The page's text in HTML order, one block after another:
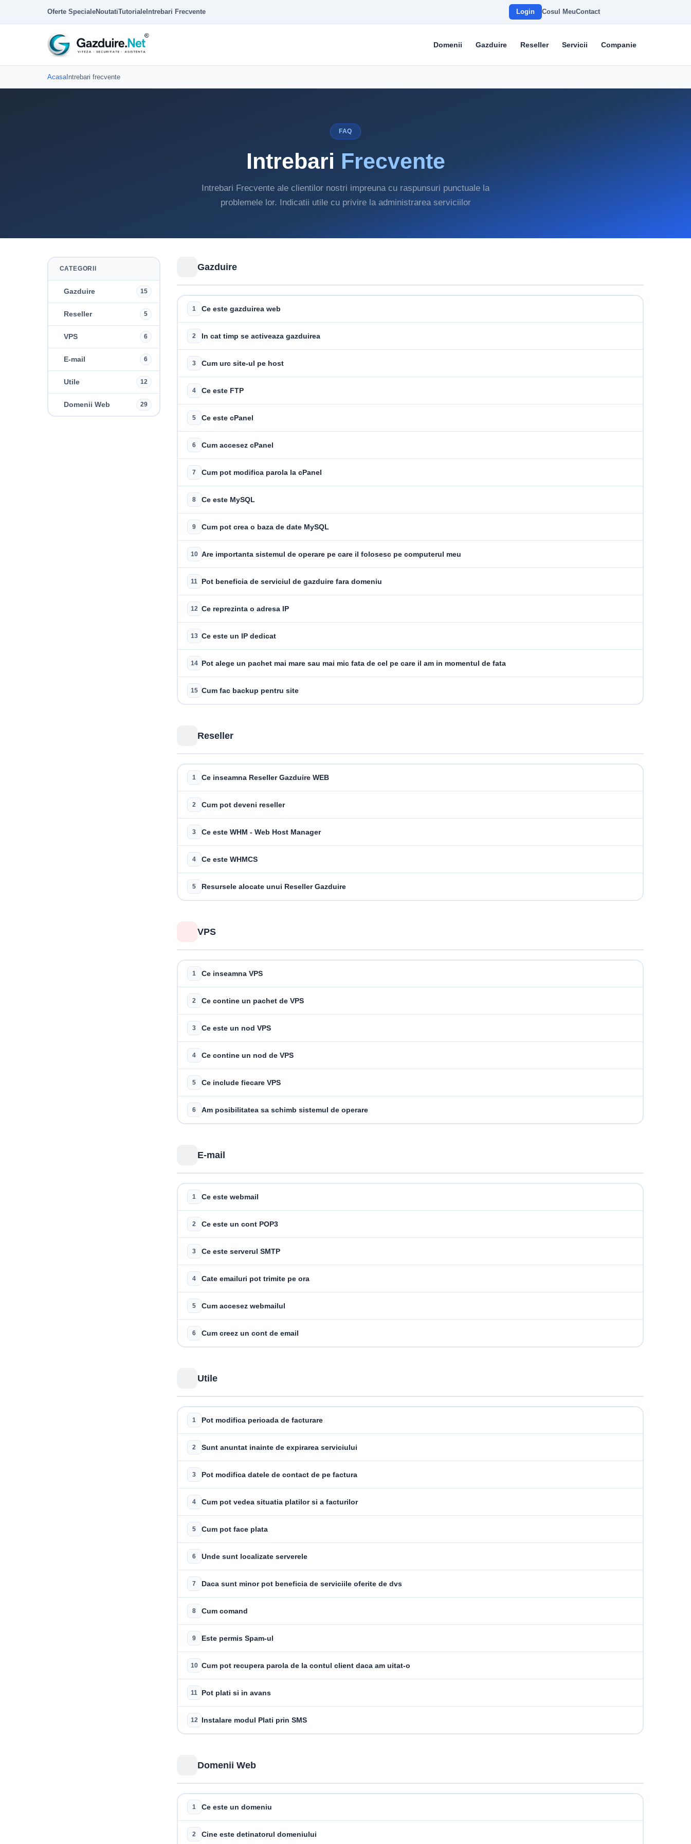
Oferte SpecialeNoutatiTutoriale Intrebari Frecvente Login Cosul MeuContact
Domenii Gazduire Reseller Servicii Companie
AcasaIntrebari frecvente
FAQ
Intrebari Frecvente
Intrebari Frecvente ale clientilor nostri impreuna cu raspunsuri punctuale la
problemele lor. Indicatii utile cu privire la administrarea serviciilor
CATEGORII
Gazduire 15
Reseller 5
VPS 6
E-mail 6
Utile 12
Domenii Web 29
Gazduire
1 Ce este gazduirea web
2 In cat timp se activeaza gazduirea
3 Cum urc site-ul pe host
4 Ce este FTP
5 Ce este cPanel
6 Cum accesez cPanel
7 Cum pot modifica parola la cPanel
8 Ce este MySQL
9 Cum pot crea o baza de date MySQL
10 Are importanta sistemul de operare pe care il folosesc pe computerul meu
11 Pot beneficia de serviciul de gazduire fara domeniu
12 Ce reprezinta o adresa IP
13 Ce este un IP dedicat
14 Pot alege un pachet mai mare sau mai mic fata de cel pe care il am in momentul de fata
15 Cum fac backup pentru site
Reseller
1 Ce inseamna Reseller Gazduire WEB
2 Cum pot deveni reseller
3 Ce este WHM - Web Host Manager
4 Ce este WHMCS
5 Resursele alocate unui Reseller Gazduire
VPS
1 Ce inseamna VPS
2 Ce contine un pachet de VPS
3 Ce este un nod VPS
4 Ce contine un nod de VPS
5 Ce include fiecare VPS
6 Am posibilitatea sa schimb sistemul de operare
E-mail
1 Ce este webmail
2 Ce este un cont POP3
3 Ce este serverul SMTP
4 Cate emailuri pot trimite pe ora
5 Cum accesez webmailul
6 Cum creez un cont de email
Utile
1 Pot modifica perioada de facturare
2 Sunt anuntat inainte de expirarea serviciului
3 Pot modifica datele de contact de pe factura
4 Cum pot vedea situatia platilor si a facturilor
5 Cum pot face plata
6 Unde sunt localizate serverele
7 Daca sunt minor pot beneficia de serviciile oferite de dvs
8 Cum comand
9 Este permis Spam-ul
10 Cum pot recupera parola de la contul client daca am uitat-o
11 Pot plati si in avans
12 Instalare modul Plati prin SMS
Domenii Web
1 Ce este un domeniu
2 Cine este detinatorul domeniului